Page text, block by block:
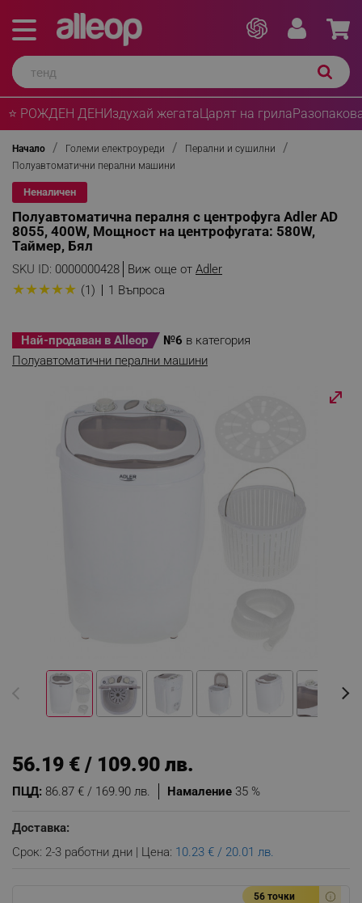
⭐ РОЖДЕН ДЕНИздухай жегатаЦарят на грила
Начало Големи електроуреди
Перални и сушилни
Полуавтоматични перални машини
Неналичен
Полуавтоматична пералня с центрофуга Adler AD
8055, 400W, Мощност на центрофугата: 580W,
Таймер, Бял
SKU ID: 0000000428 Виж още от Adler
★★★★★ (1) 1 Въпроса
Най-продаван в Alleop №6 в категория
Полуавтоматични перални машини
Намаление 35 %
ПЦД: 86.87 € / 169.90 лв.
56.19 € / 109.90 лв.
Доставка:
Срок: 2-3 работни дни | Цена: 10.23 € / 20.01 лв.
56 точки